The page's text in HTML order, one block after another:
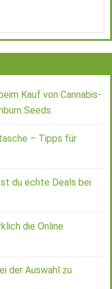
Kauf von Cannabis-
Seeds
– Tipps für
du echte Deals bei
die Online
der Auswahl zu